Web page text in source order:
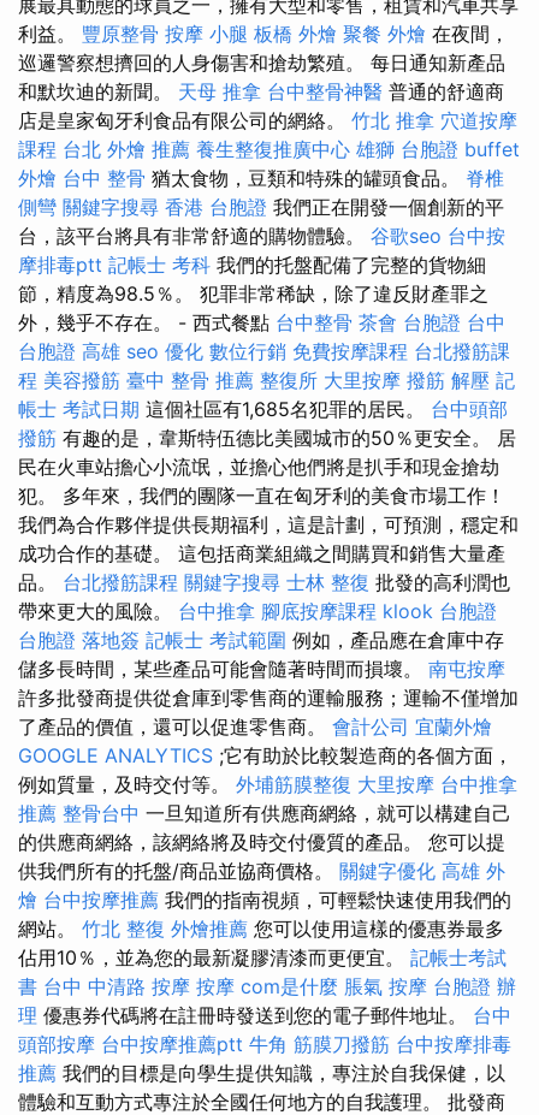
展最具動態的球員之一，擁有大型和零售，租賃和汽車共享
利益。 豐原整骨 按摩 小腿 板橋 外燴 聚餐 外燴 在夜間，
巡邏警察想擠回的人身傷害和搶劫繁殖。 每日通知新產品
和默坎迪的新聞。 天母 推拿 台中整骨神醫 普通的舒適商
店是皇家匈牙利食品有限公司的網絡。 竹北 推拿 穴道按摩
課程 台北 外燴 推薦 養生整復推廣中心 雄獅 台胞證 buffet
外燴 台中 整骨 猶太食物，豆類和特殊的罐頭食品。 脊椎
側彎 關鍵字搜尋 香港 台胞證 我們正在開發一個創新的平
台，該平台將具有非常舒適的購物體驗。 谷歌seo 台中按
摩排毒ptt 記帳士 考科 我們的托盤配備了完整的貨物細
節，精度為98.5％。 犯罪非常稀缺，除了違反財產罪之
外，幾乎不存在。 - 西式餐點 台中整骨 茶會 台胞證 台中
台胞證 高雄 seo 優化 數位行銷 免費按摩課程 台北撥筋課
程 美容撥筋 臺中 整骨 推薦 整復所 大里按摩 撥筋 解壓 記
帳士 考試日期 這個社區有1,685名犯罪的居民。 台中頭部
撥筋 有趣的是，韋斯特伍德比美國城市的50％更安全。 居
民在火車站擔心小流氓，並擔心他們將是扒手和現金搶劫
犯。 多年來，我們的團隊一直在匈牙利的美食市場工作！
我們為合作夥伴提供長期福利，這是計劃，可預測，穩定和
成功合作的基礎。 這包括商業組織之間購買和銷售大量產
品。 台北撥筋課程 關鍵字搜尋 士林 整復 批發的高利潤也
帶來更大的風險。 台中推拿 腳底按摩課程 klook 台胞證
台胞證 落地簽 記帳士 考試範圍 例如，產品應在倉庫中存
儲多長時間，某些產品可能會隨著時間而損壞。 南屯按摩
許多批發商提供從倉庫到零售商的運輸服務；運輸不僅增加
了產品的價值，還可以促進零售商。 會計公司 宜蘭外燴
GOOGLE ANALYTICS ;它有助於比較製造商的各個方面，
例如質量，及時交付等。 外埔筋膜整復 大里按摩 台中推拿
推薦 整骨台中 一旦知道所有供應商網絡，就可以構建自己
的供應商網絡，該網絡將及時交付優質的產品。 您可以提
供我們所有的托盤/商品並協商價格。 關鍵字優化 高雄 外
燴 台中按摩推薦 我們的指南視頻，可輕鬆快速使用我們的
網站。 竹北 整復 外燴推薦 您可以使用這樣的優惠券最多
佔用10％，並為您的最新凝膠清漆而更便宜。 記帳士考試
書 台中 中清路 按摩 按摩 com是什麼 脹氣 按摩 台胞證 辦
理 優惠券代碼將在註冊時發送到您的電子郵件地址。 台中
頭部按摩 台中按摩推薦ptt 牛角 筋膜刀撥筋 台中按摩排毒
推薦 我們的目標是向學生提供知識，專注於自我保健，以
體驗和互動方式專注於全國任何地方的自我護理。 批發商